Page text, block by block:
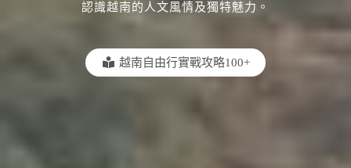
認識越南的人文風情及獨特魅力。
越南自由行實戰攻略100+